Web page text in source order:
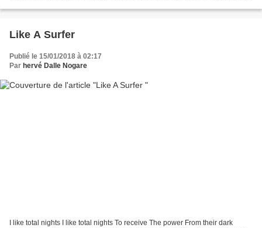
Like A Surfer
Publié le 15/01/2018 à 02:17
Par hervé Dalle Nogare
I like total nights I like total nights To receive The power From their dark